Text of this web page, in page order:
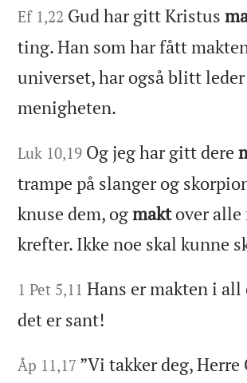
Ef 1,22 Gud har gitt Kristus
ting. Han som har fått
universet, har også blitt
menigheten.
Luk 10,19 Og jeg har gitt dere
trampe på slanger og
knuse dem, ogmaktover alle
krefter. Ikke noe skal kunne
1 Pet 5,11 Hans er makten i all
det er sant!
Åp 11,17 ”Vi takker deg, Herre